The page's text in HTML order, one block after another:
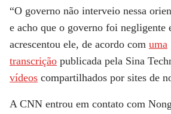
“O governo não interveio nessa
e acho que o governo foi negligente
acrescentou ele, de acordo com uma
transcrição publicada pela Sina
vídeos compartilhados por sites de
A CNN entrou em contato com